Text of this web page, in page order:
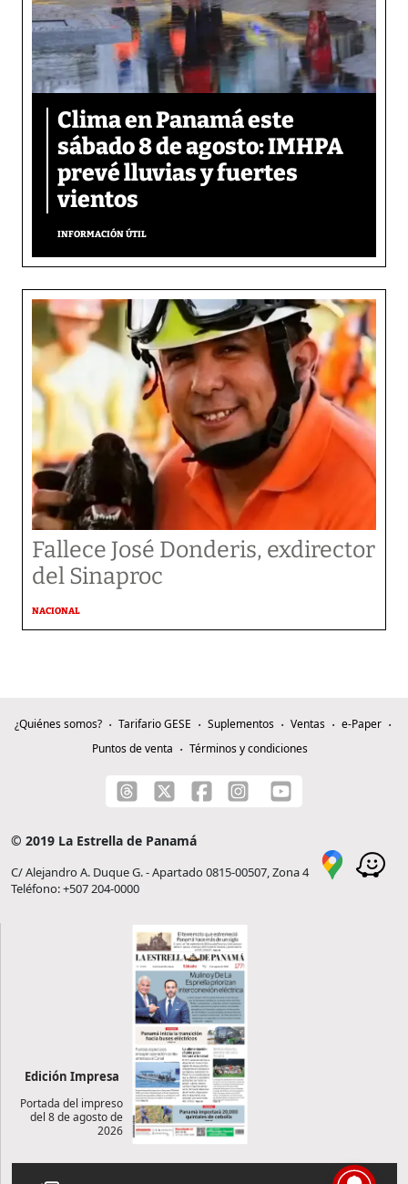
Clima en Panamá este
sábado 8 de agosto: IMHPA
prevé lluvias y fuertes
vientos
INFORMACIÓN ÚTIL
Fallece José Donderis, exdirector
del Sinaproc
NACIONAL
¿Quiénes somos? Tarifario GESE Suplementos Ventas
e-Paper
Puntos de venta
Términos y condiciones
© 2019 La Estrella de Panamá
C/ Alejandro A. Duque G. - Apartado 0815-00507, Zona 4
Teléfono: +507 204-0000
Edición Impresa
Portada del impreso
del 8 de agosto de
2026